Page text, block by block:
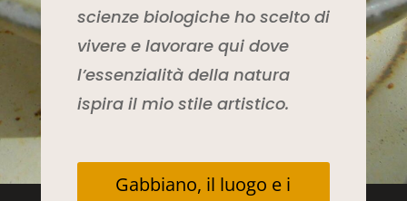
scienze biologiche ho scelto di
vivere e lavorare qui dove
l’essenzialità della natura
ispira il mio stile artistico.
Gabbiano, il luogo e i